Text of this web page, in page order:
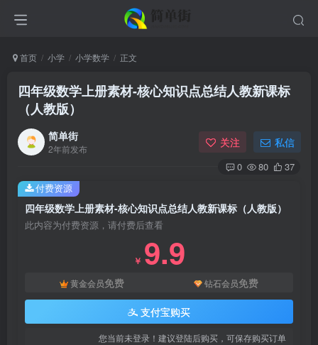
首页 小学 小学数学 正文
四年级数学上册素材-核心知识点总结人教新课标
（人教版）
简单街
2年前发布 关注 私信
0 80 37
四年级数学上册素材-核心知识点总结人教新课标（人教版）
此内容为付费资源，请付费后查看
￥ 9.9
黄金会员免费 钻石会员免费
支付宝购买
您当前未登录！建议登陆后购买，可保存购买订单
付费资源